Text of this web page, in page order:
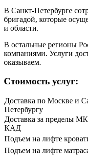
В Санкт-Петербурге
бригадой, которые
и области.
В остальные регионы
компаниями. Услуги
оказываем.
Стоимость услуг:
Доставка по Москве и
Петербургу
Доставка за пределы
КАД
Подъем на лифте
Подъем на лифте